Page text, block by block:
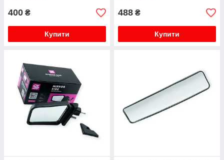
400 ₴
Купити
488 ₴
Купити